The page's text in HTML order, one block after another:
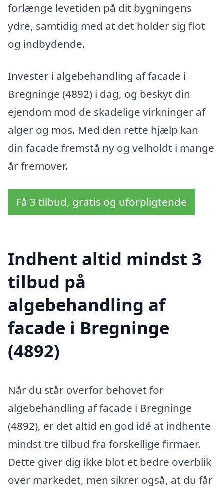
forlænge levetiden på dit bygningens
ydre, samtidig med at det holder sig flot
og indbydende.
Invester i algebehandling af facade i
Bregninge (4892) i dag, og beskyt din
ejendom mod de skadelige virkninger af
alger og mos. Med den rette hjælp kan
din facade fremstå ny og velholdt i mange
år fremover.
Få 3 tilbud, gratis og uforpligtende
Indhent altid mindst 3
tilbud på
algebehandling af
facade i Bregninge
(4892)
Når du står overfor behovet for
algebehandling af facade i Bregninge
(4892), er det altid en god idé at indhente
mindst tre tilbud fra forskellige firmaer.
Dette giver dig ikke blot et bedre overblik
over markedet, men sikrer også, at du får